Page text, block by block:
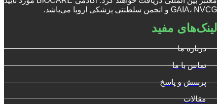
GAIA، NVCG و انجمن سلطنتی پزشکی اروپا می‌باشد.
لینک‌های مفید
درباره ما
تماس با ما
پرسش و پاسخ
مقالات